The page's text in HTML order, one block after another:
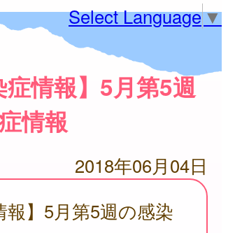
Select Language▼
症情報】5月第5週
情報
2018年06月04日
報】5月第5週の感染